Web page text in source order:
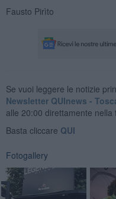
Fausto Pirìto
Se vuoi leggere le notizie
Newsletter QUInews -
alle 20:00 direttamente nella
Basta cliccare QUI
Fotogallery